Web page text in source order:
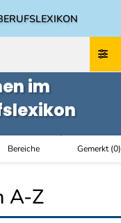
im
Bereiche Gemerkt(0)
A-Z